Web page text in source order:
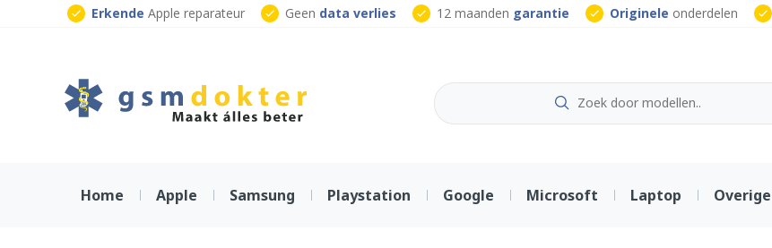
Erkende Apple reparateur Geen data verlies 12 maanden garantie Originele onderdelen
Home Apple Samsung Playstation Google Microsoft Laptop Overige